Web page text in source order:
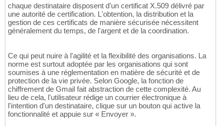
chaque destinataire disposent d'un certificat X.509 délivré par
une autorité de certification. L'obtention, la distribution et la
gestion de ces certificats de manière sécurisée nécessitent
généralement du temps, de l'argent et de la coordination.
Ce qui peut nuire à l'agilité et la flexibilité des organisations. La
norme est surtout adoptée par les organisations qui sont
soumises à une réglementation en matière de sécurité et de
protection de la vie privée. Selon Google, la fonction de
chiffrement de Gmail fait abstraction de cette complexité. Au
lieu de cela, l'utilisateur rédige un courrier électronique à
l'intention d'un destinataire, clique sur un bouton qui active la
fonctionnalité et appuie sur « Envoyer ».